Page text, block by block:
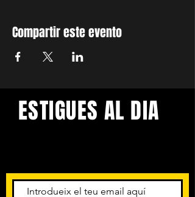
Compartir este evento
ESTIGUES AL DIA